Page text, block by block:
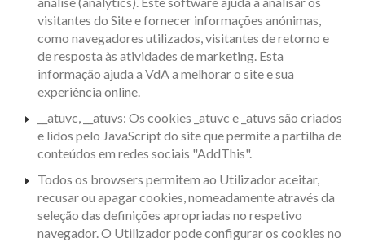
visitantes do Site e fornecer informações anónimas,
como navegadores utilizados, visitantes de retorno e
de resposta às atividades de marketing. Esta
informação ajuda a VdA a melhorar o site e sua
experiência online.
__atuvc, __atuvs: Os cookies _atuvc e _atuvs são criados
e lidos pelo JavaScript do site que permite a partilha de
conteúdos em redes sociais "AddThis".
Todos os browsers permitem ao Utilizador aceitar,
recusar ou apagar cookies, nomeadamente através da
seleção das definições apropriadas no respetivo
navegador. O Utilizador pode configurar os cookies no